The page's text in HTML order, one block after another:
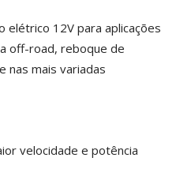
elétrico 12V para aplicações
off-road, reboque de
nas mais variadas
velocidade e potência